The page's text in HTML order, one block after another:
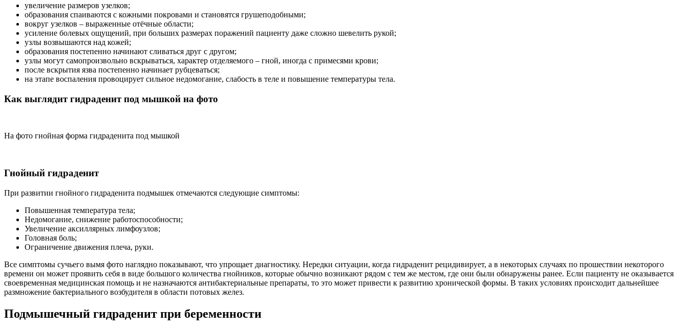
увеличение размеров узелков;
образования спаиваются с кожными покровами и становятся грушеподобными;
вокруг узелков – выраженные отёчные области;
усиление болевых ощущений, при больших размерах поражений пациенту даже сложно шевелить рукой;
узлы возвышаются над кожей;
образования постепенно начинают сливаться друг с другом;
узлы могут самопроизвольно вскрываться, характер отделяемого – гной, иногда с примесями крови;
после вскрытия язва постепенно начинает рубцеваться;
на этапе воспаления провоцирует сильное недомогание, слабость в теле и повышение температуры тела.
Как выглядит гидраденит под мышкой на фото
На фото гнойная форма гидраденита под мышкой
Гнойный гидраденит
При развитии гнойного гидраденита подмышек отмечаются следующие симптомы:
Повышенная температура тела;
Недомогание, снижение работоспособности;
Увеличение аксиллярных лимфоузлов;
Головная боль;
Ограничение движения плеча, руки.
Все симптомы сучьего вымя фото наглядно показывают, что упрощает диагностику. Нередки ситуации, когда гидраденит рецидивирует, а в некоторых случаях по прошествии некоторого
времени он может проявить себя в виде большого количества гнойников, которые обычно возникают рядом с тем же местом, где они были обнаружены ранее. Если пациенту не оказывается
своевременная медицинская помощь и не назначаются антибактериальные препараты, то это может привести к развитию хронической формы. В таких условиях происходит дальнейшее
размножение бактериального возбудителя в области потовых желез.
Подмышечный гидраденит при беременности